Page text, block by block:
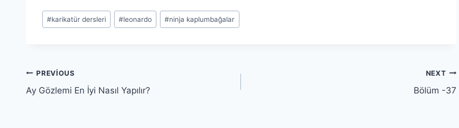
Post
Tags:
#karikatür dersleri #leonardo #ninja kaplumbağalar
Yazı
gezinmesi
PREVIOUS
Ay Gözlemi En İyi Nasıl Yapılır?
NEXT
Bölüm -37